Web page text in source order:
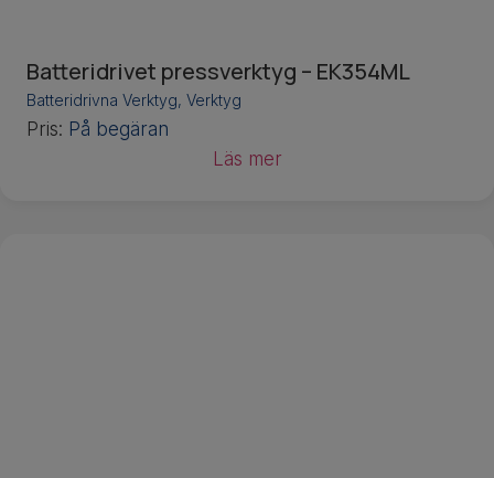
Batteridrivet pressverktyg – EK354ML
Batteridrivna Verktyg, Verktyg
Pris: På begäran
Läs mer